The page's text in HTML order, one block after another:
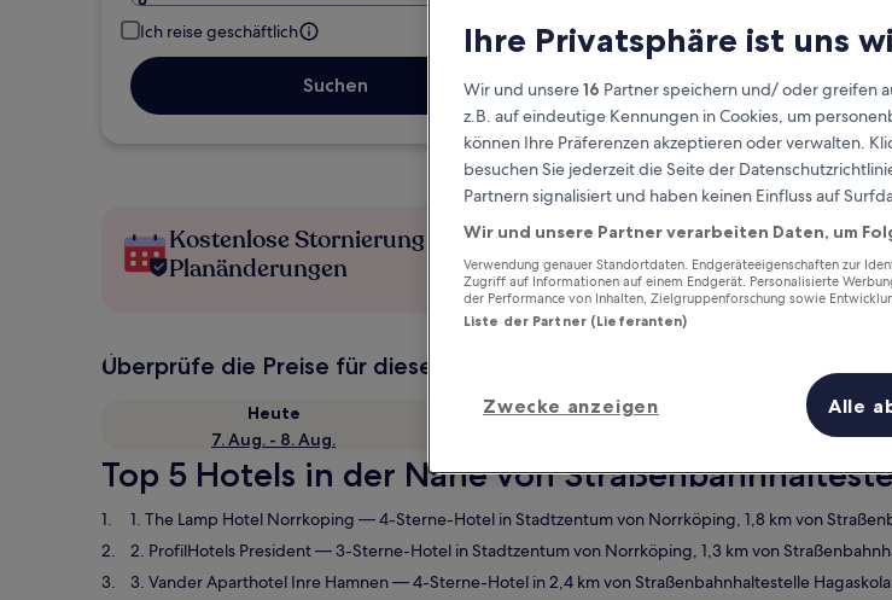
Ich reise geschäftlich
Suchen
Kostenlose Stornierung bei
Planänderungen
Verdiene Prämien für
wahrgenommene
Überprüfe die Preise für diese Daten
Heute
7. Aug. - 8. Aug.
Morgen
Top 5 Hotels in der Nähe von
1. The Lamp Hotel Norrkoping — 4-Sterne-Hotel in Stadtzentum von Norrköping, 1,8 km von
2. ProfilHotels President— 3-Sterne-Hotel in Stadtzentum von Norrköping, 1,3 km von
3. Vander Aparthotel Inre Hamnen— 4-Sterne-Hotel in 2,4 km von Straßenbahnhaltestelle
Ihre Privatsphäre ist uns
Wir und unsere16 Partner speichern und/ oder greifen
z.B. auf eindeutige Kennungen in Cookies, um
können Ihre Präferenzen akzeptieren oder verwalten.
besuchen Sie jederzeit die Seite der
Partnern signalisiert und haben keinen Einfluss auf
Wir und unsere Partner verarbeiten Daten, um
Verwendung genauer Standortdaten. Endgeräteeigenschaften zur
Zugriff auf Informationen auf einem Endgerät. Personalisierte
der Performance von Inhalten, Zielgruppenforschung sowie
Liste der Partner (Lieferanten)
Zwecke anzeigen Alle